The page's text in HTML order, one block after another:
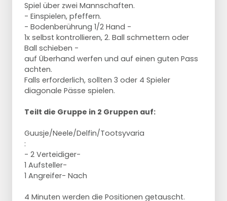
Spiel über zwei Mannschaften.
- Einspielen, pfeffern.
- Bodenberührung 1/2 Hand -
1x selbst kontrollieren, 2. Ball schmettern oder
Ball schieben -
auf Überhand werfen und auf einen guten Pass
achten.
Falls erforderlich, sollten 3 oder 4 Spieler
diagonale Pässe spielen.
Teilt die Gruppe in 2 Gruppen auf:
Guusje/Neele/Delfin/Tootsyvaria
:
- 2 Verteidiger-
1 Aufsteller-
1 Angreifer- Nach
4 Minuten werden die Positionen getauscht.